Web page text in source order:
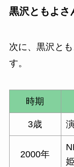
黒沢ともよさ
次に、黒沢と
す。
時期
3歳
2000年